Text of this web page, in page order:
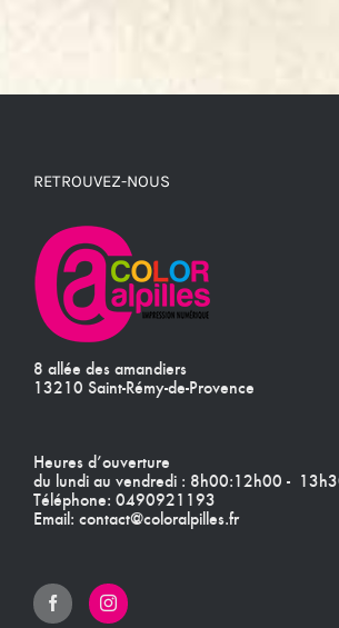
RETROUVEZ-NOUS
8 allée des amandiers
13210 Saint-Rémy-de-Provence
Heures d’ouverture
du lundi au vendredi : 8h00:12h00 -
Téléphone: 0490921193
Email: contact@coloralpilles.fr